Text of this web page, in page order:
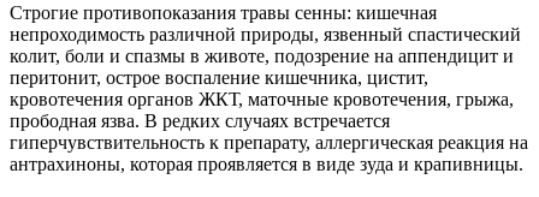
Строгие противопоказания травы сенны: кишечная
непроходимость различной природы, язвенный спастический
колит, боли и спазмы в животе, подозрение на аппендицит и
перитонит, острое воспаление кишечника, цистит,
кровотечения органов ЖКТ, маточные кровотечения, грыжа,
прободная язва. В редких случаях встречается
гиперчувствительность к препарату, аллергическая реакция на
антрахиноны, которая проявляется в виде зуда и крапивницы.